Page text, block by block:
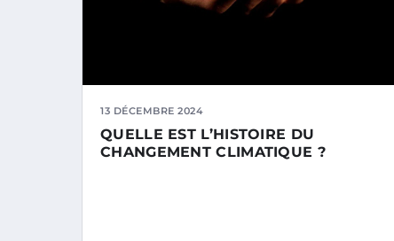
13 DÉCEMBRE 2024
QUELLE EST L’HISTOIRE DU
CHANGEMENT CLIMATIQUE ?